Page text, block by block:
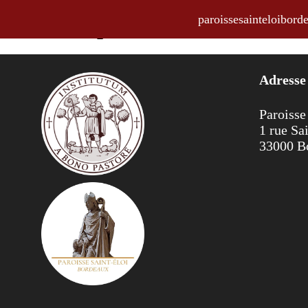
Annonces pour la semaine du
Adresse
1 rue
33000